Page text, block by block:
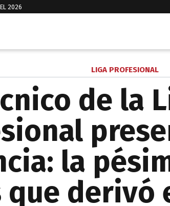
2026
LIGA PROFESIONAL
de la
la
que derivó